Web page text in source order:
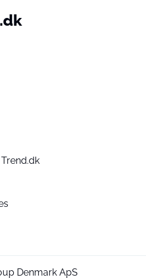
Denmark ApS